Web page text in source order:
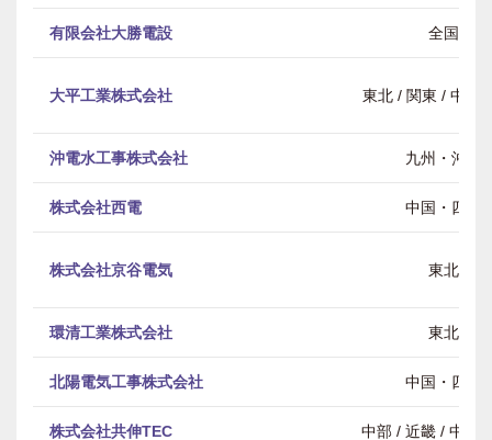
有限会社大勝電設 全国
大平工業株式会社 東北 / 関東 / 中部
沖電水工事株式会社 九州・沖縄
株式会社西電 中国・四国
株式会社京谷電気 東北
環清工業株式会社 東北
北陽電気工事株式会社 中国・四国
株式会社共伸TEC 中部 / 近畿 / 中国